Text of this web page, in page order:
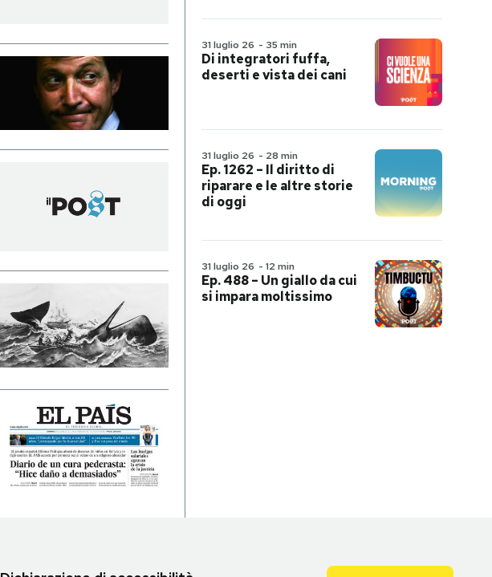
31 luglio 26 - 35 min
Di integratori fuffa,
deserti e vista dei cani
31 luglio 26 - 28 min
Ep. 1262 – Il diritto di
riparare e le altre storie
di oggi
31 luglio 26 - 12 min
Ep. 488 – Un giallo da cui
si impara moltissimo